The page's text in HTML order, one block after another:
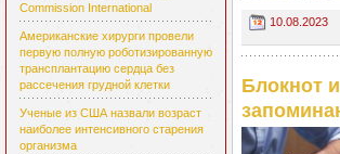
Commission International
Американские хирурги провели
первую полную роботизированную
трансплантацию сердца без
рассечения грудной клетки
Ученые из США назвали возраст
наиболее интенсивного старения
организма
10.08.2023
Блокнот